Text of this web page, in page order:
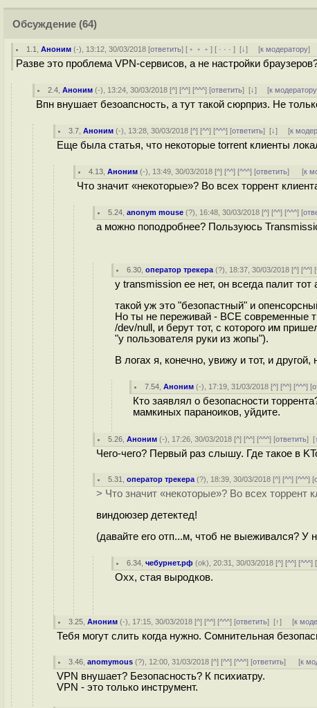
Обсуждение (64)
1.1 ,Аноним (-), 13:12, 30/03/2018 [ответить] [ ﹢﹢﹢] [ · · ·][↓] [к модератору]
Разве это проблема VPN-сервисов, а не настройки
2.4 ,Аноним (-), 13:24, 30/03/2018 [^] [^^] [^^^] [ответить][↓] [к модератору
Впн внушает безоапсность, а тут такой сюрприз. Не
3.7 ,Аноним (-), 13:28, 30/03/2018 [^] [^^] [^^^] [ответить][↓] [к
Еще была статья, что некоторые torrent клиенты
4.13 ,Аноним (-), 13:49, 30/03/2018 [^] [^^] [^^^] [ответить] [к
Что значит «некоторые»? Во всех торрент
5.24 ,anonym mouse (?), 16:48, 30/03/2018 [^] [^^] [^^^] [
а можно поподробнее? Пользуюсь
6.30 ,оператор трекера (?), 18:37, 30/03/2018 [^] [^^] [
у transmission ее нет, он всегда палит
такой уж это "безопастный" и
Но ты не переживай - ВСЕ современные
/dev/null, и берут тот, с которого им
"у пользователя руки из жопы").
В логах я, конечно, увижу и тот, и
7.54 ,Аноним (-), 17:19, 31/03/2018 [^] [^^] [^^^] [
Кто заявлял о безопасности
мамкиных параноиков, уйдите.
5.26 ,Аноним (-), 17:26, 30/03/2018 [^] [^^] [^^^] [ответить][
Чего-чего? Первый раз слышу. Где такое в
5.31 ,оператор трекера (?), 18:39, 30/03/2018 [^] [^^] [^^^] [
> Что значит «некоторые»? Во всех торрент
виндоюзер детeктед!
(давайте его отп...м, чтоб не выеживался? У
6.34 ,чебурнет.рф (ok), 20:31, 30/03/2018 [^] [^^] [^^^] [
Охх, стая выродков.
3.25 ,Аноним (-), 17:15, 30/03/2018 [^] [^^] [^^^] [ответить][↑] [к
Тебя могут слить когда нужно. Сомнительная
3.46 ,anomymous (?), 12:00, 31/03/2018 [^] [^^] [^^^] [ответить] [к
VPN внушает? Безопасность? К психиатру.
VPN - это только инструмент.